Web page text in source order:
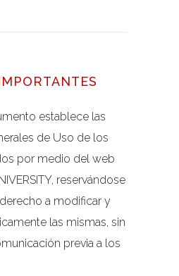
establece las
de Uso de los
por medio del web
reservándose
a modificar y
las mismas, sin
previa a los